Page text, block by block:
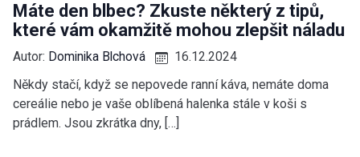
Máte den blbec? Zkuste některý z tipů,
které vám okamžitě mohou zlepšit náladu
Autor: Dominika Blchová
16.12.2024
Někdy stačí, když se nepovede ranní káva, nemáte doma
cereálie nebo je vaše oblíbená halenka stále v koši s
prádlem. Jsou zkrátka dny, […]